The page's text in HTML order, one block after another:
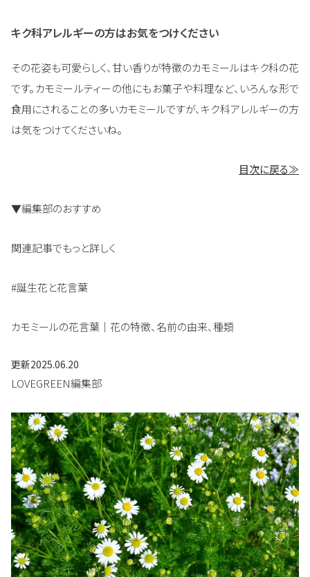
キク科アレルギーの方はお気をつけください
その花姿も可愛らしく、甘い香りが特徴のカモミールはキク科の花
です。カモミールティーの他にもお菓子や料理など、いろんな形で
食用にされることの多いカモミールですが、キク科アレルギーの方
は気をつけてくださいね。
目次に戻る≫
▼編集部のおすすめ
関連記事でもっと詳しく
#誕生花と花言葉
カモミールの花言葉｜花の特徴、名前の由来、種類
更新2025.06.20
LOVEGREEN編集部